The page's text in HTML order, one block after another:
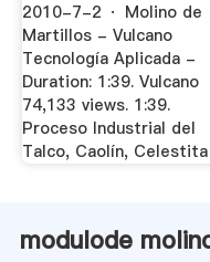
2010-7-2 · Molino de
Martillos - Vulcano
Tecnología Aplicada -
Duration: 1:39. Vulcano
74,133 views. 1:39.
Proceso Industrial del
Talco, Caolín, Celestita
modulode